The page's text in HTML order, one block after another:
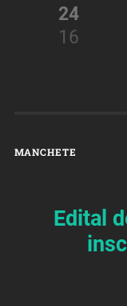
24
16
MANCHETE
Edital